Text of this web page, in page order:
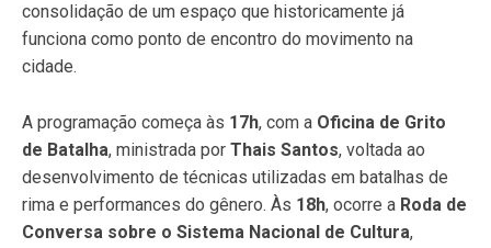
consolidação de um espaço que historicamente já
funciona como ponto de encontro do movimento na
cidade.
A programação começa às 17h, com a Oficina de Grito
de Batalha, ministrada por Thais Santos, voltada ao
desenvolvimento de técnicas utilizadas em batalhas de
rima e performances do gênero. Às 18h, ocorre a Roda de
Conversa sobre o Sistema Nacional de Cultura,